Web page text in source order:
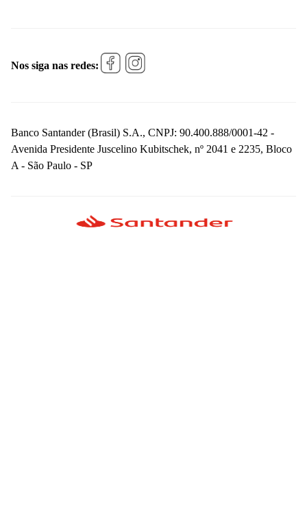
Nos siga nas redes:
Banco Santander (Brasil) S.A., CNPJ: 90.400.888/0001-42 -
Avenida Presidente Juscelino Kubitschek, nº 2041 e 2235, Bloco
A - São Paulo - SP